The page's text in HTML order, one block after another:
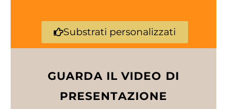
Substrati personalizzati
GUARDA IL VIDEO DI
PRESENTAZIONE